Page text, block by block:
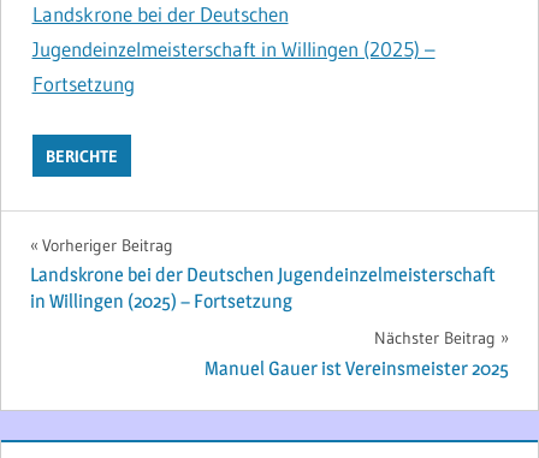
Landskrone bei der Deutschen
Jugendeinzelmeisterschaft in Willingen (2025) –
Fortsetzung
BERICHTE
Beitragsnavigation
Vorheriger Beitrag
Landskrone bei der Deutschen Jugendeinzelmeisterschaft
in Willingen (2025) – Fortsetzung
Nächster Beitrag
Manuel Gauer ist Vereinsmeister 2025